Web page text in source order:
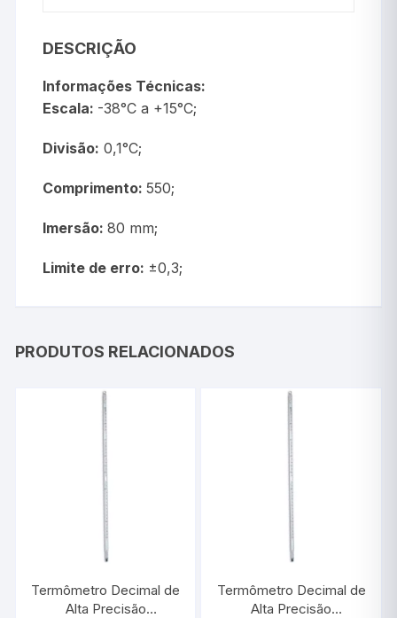
DESCRIÇÃO
Informações Técnicas:
Escala: -38°C a +15°C;
Divisão: 0,1°C;
Comprimento: 550;
Imersão: 80 mm;
Limite de erro: ±0,3;
PRODUTOS RELACIONADOS
Termômetro Decimal de
Alta Precisão
Termômetro Decimal de
Alta Precisão